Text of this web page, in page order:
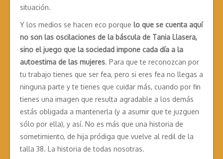
situación.
Y los medios se hacen eco porque lo que se cuenta aquí
no son las oscilaciones de la báscula de Tania Llasera,
sino el juego que la sociedad impone cada día a la
autoestima de las mujeres. Para que te reconozcan por
tu trabajo tienes que ser fea, pero si eres fea no llegas a
ninguna parte y te tienes que cuidar más, cuando por fin
tienes una imagen que resulta agradable a los demás
estás obligada a mantenerla (y a asumir que te juzguen
sólo por ella), y así. No es más que una historia de
sometimiento, de hija pródiga que vuelve al redil de la
talla 38. La historia de todas nosotras.